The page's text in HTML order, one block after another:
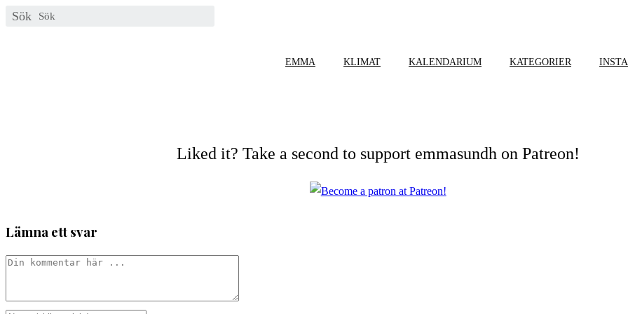
Hoppa
Sök
EMMA KLIMAT KALENDARIUM KATEGORIER
Liked it? Take a second to support emmasundh on Patreon!
Lämna ett svar
Kommentar